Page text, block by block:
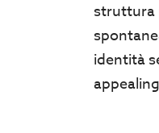
struttura
identità